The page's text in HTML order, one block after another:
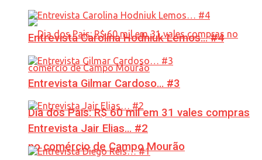
Dia dos Pais: R$ 60 mil em 31 vales compras
no comércio de Campo Mourão
Entrevista Carolina Hodniuk Lemos… #4
Entrevista Gilmar Cardoso… #3
Entrevista Jair Elias… #2